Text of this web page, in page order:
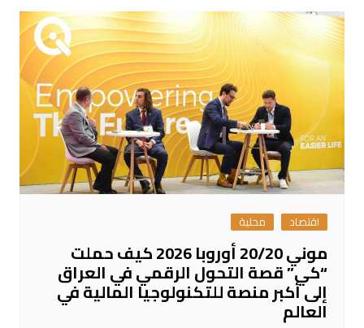
اقتصاد محلية
موني 20/20 أوروبا 2026 كيف حملت
“كي” قصة التحول الرقمي في العراق
إلى أكبر منصة للتكنولوجيا المالية في
العالم